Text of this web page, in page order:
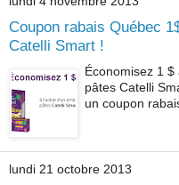
Coupon rabais Québec
Catelli Smart !
Économisez 1
pâtes Catelli
un coupon
lundi 21 octobre 2013